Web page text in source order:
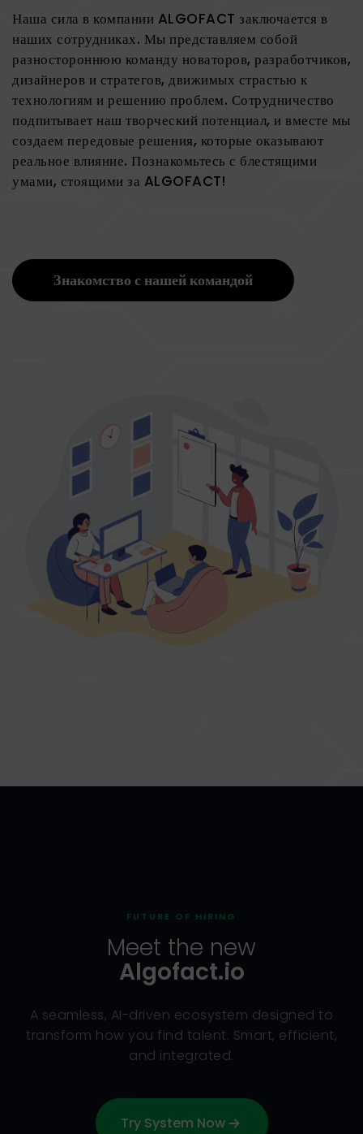
Наша сила в компании ALGOFACT заключается в
наших сотрудниках. Мы представляем собой
разностороннюю команду новаторов, разработчиков,
дизайнеров и стратегов, движимых страстью к
технологиям и решению проблем. Сотрудничество
подпитывает наш творческий потенциал, и вместе мы
создаем передовые решения, которые оказывают
реальное влияние. Познакомьтесь с блестящими
умами, стоящими за ALGOFACT!
Знакомство с нашей командой
FUTURE OF HIRING
Meet the new
Algofact.io
A seamless, AI-driven ecosystem designed to
transform how you find talent. Smart, efficient,
and integrated.
Try System Now